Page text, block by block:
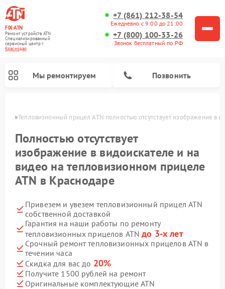
FIX-ATN
Ремонт устройств ATN
Специализированный
cервисный центр г.
Краснодар
+7 (861) 212-38-54
Ежедневно с 9:00 до 21:00
+7 (800) 100-33-26
Звонок бесплатный по РФ
Мы ремонтируем Позвонить
Тепловизионный прицел ATN полностью отсутствует изображение в
Полностью отсутствует
изображение в видоискателе и на
видео на тепловизионном прицеле
ATN в Краснодаре
Привезем и увезем тепловизионный прицел ATN
собственной доставкой
Гарантия на наши работы по ремонту
тепловизионных прицелов ATNдо 3-х лет
Срочный ремонт тепловизионных прицелов ATN в
течении часа
Скидка для вас до 20%
Получите 1500 рублей на ремонт
Оригинальные комплектующие ATN